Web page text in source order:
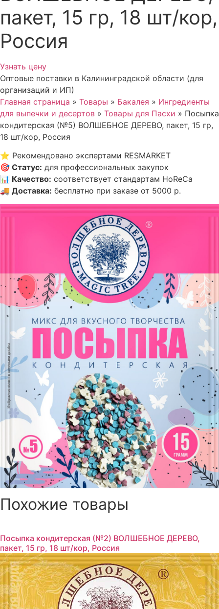
пакет, 15 гр, 18 шт/кор,
Россия
Узнать цену
Оптовые поставки в Калининградской области (для
организаций и ИП)
Главная страница » Товары » Бакалея » Ингредиенты
для выпечки и десертов » Товары для Пасхи » Посыпка
кондитерская (№5) ВОЛШЕБНОЕ ДЕРЕВО, пакет, 15 гр,
18 шт/кор, Россия
⭐ Рекомендовано экспертами RESMARKET
🎯 Статус: для профессиональных закупок
📊 Качество: соответствует стандартам HoReCa
🚚 Доставка: бесплатно при заказе от 5000 р.
Похожие товары
Посыпка кондитерская (№2) ВОЛШЕБНОЕ ДЕРЕВО,
пакет, 15 гр, 18 шт/кор, Россия